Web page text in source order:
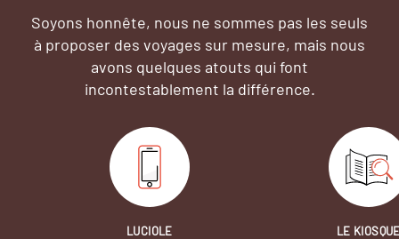
Soyons honnête, nous ne sommes pas les seuls
à proposer des voyages sur mesure, mais nous
avons quelques atouts qui font
incontestablement la différence.
LUCIOLE
LE